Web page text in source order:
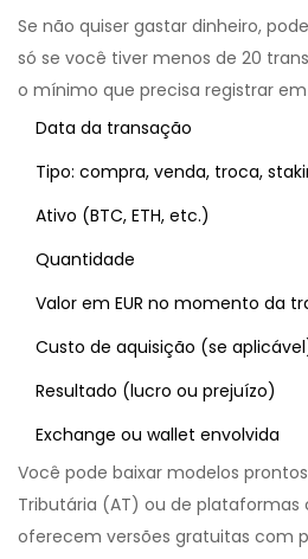
Se não quiser gastar dinheiro,
só se você tiver menos de 20
o mínimo que precisa registrar
Data da transação
Tipo: compra, venda, troca,
Ativo (BTC, ETH, etc.)
Quantidade
Valor em EUR no momento da
Custo de aquisição (se
Resultado (lucro ou prejuízo)
Exchange ou wallet envolvida
Você pode baixar modelos
Tributária (AT) ou de plataformas
oferecem versões gratuitas com